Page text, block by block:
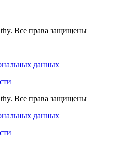
Все права защищены
данных
Все права защищены
данных